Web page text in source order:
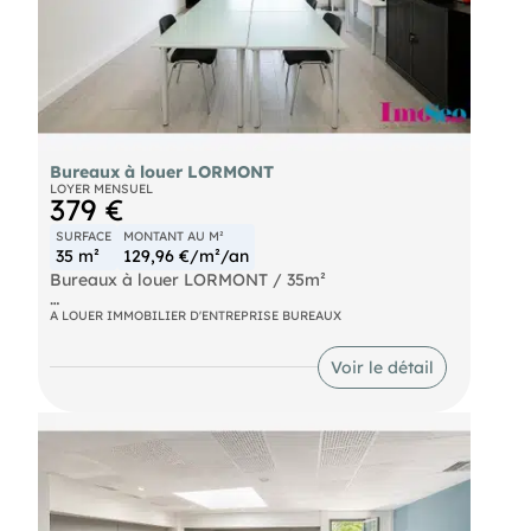
Bureaux à louer LORMONT
LOYER MENSUEL
379 €
SURFACE
35 m²
MONTANT AU M²
129,96 €/m²/an
Bureaux à louer LORMONT / 35m²
Proche de la sortie n°1 de la rocade, de l'A10, et
d'environ 35m² à louer. Salle de repos, kitchenette,
terrasse communes. Nombreuses places de
parking sur une parcelle close sous
A LOUER IMMOBILIER D'ENTREPRISE BUREAUX
Voir le détail